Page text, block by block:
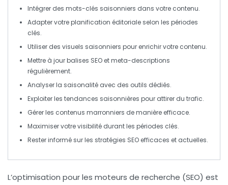
Intégrer des mots-clés saisonniers dans votre contenu.
Adapter votreplanification éditoriale selon les périodes
clés.
Utiliser des visuels saisonniers pour enrichir votre contenu.
Mettre à jourbalises SEO etmeta-descriptions
régulièrement.
Analyser la saisonalité avec des outils dédiés.
Exploiter les tendances saisonnières pour attirer du trafic.
Gérer les contenus marronniers de manière efficace.
Maximiser votre visibilité durant les périodes clés.
Rester informé sur les stratégies SEO efficaces et actuelles.
L’optimisation pour les moteurs de recherche (SEO) est